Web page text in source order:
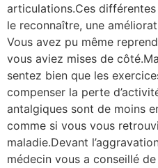
articulations.Ces
le reconnaître, une
Vous avez pu même
vous aviez mises de
sentez bien que les
compenser la perte
antalgiques sont de moins
comme si vous vous
maladie.Devant
médecin vous a conseillé